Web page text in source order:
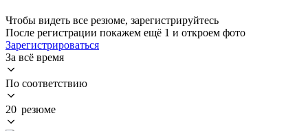
Чтобы видеть все резюме, зарегистрируйтесь
После регистрации покажем ещё 1 и откроем фото
Зарегистрироваться
За всё время
По соответствию
20 резюме